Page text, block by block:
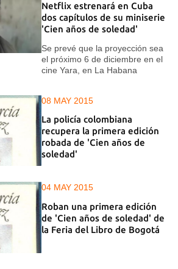
Netflix estrenará en Cuba
dos capítulos de su miniserie
'Cien años de soledad'
Se prevé que la proyección sea
el próximo 6 de diciembre en el
cine Yara, en La Habana
08 MAY 2015
La policía colombiana
recupera la primera edición
robada de 'Cien años de
soledad'
04 MAY 2015
Roban una primera edición
de 'Cien años de soledad' de
la Feria del Libro de Bogotá